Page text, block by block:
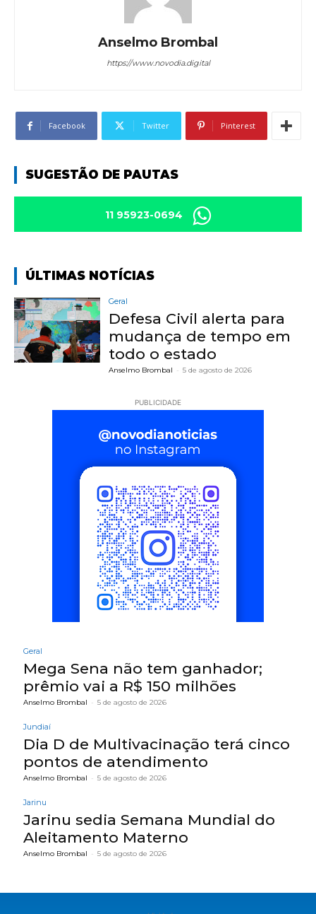
Anselmo Brombal
https://www.novodia.digital
Facebook Twitter Pinterest
SUGESTÃO DE PAUTAS
11 95923-0694
ÚLTIMAS NOTÍCIAS
Geral
Defesa Civil alerta para
mudança de tempo em
todo o estado
Anselmo Brombal - 5 de agosto de 2026
PUBLICIDADE
Geral
Mega Sena não tem ganhador;
prêmio vai a R$ 150 milhões
Anselmo Brombal - 5 de agosto de 2026
Jundiaí
Dia D de Multivacinação terá cinco
pontos de atendimento
Anselmo Brombal - 5 de agosto de 2026
Jarinu
Jarinu sedia Semana Mundial do
Aleitamento Materno
Anselmo Brombal - 5 de agosto de 2026